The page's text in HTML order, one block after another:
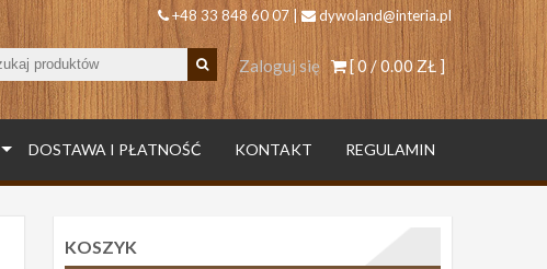
+48 33 848 60 07 | dywoland@interia.pl
[ 0 /0.00 ZŁ]
Zaloguj się
DOSTAWA I PŁATNOŚĆ KONTAKT REGULAMIN
KOSZYK